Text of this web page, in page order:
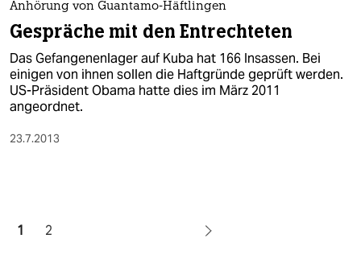
Anhörung von Guantamo-Häftlingen
Gespräche mit den Entrechteten
Das Gefangenenlager auf Kuba hat 166 Insassen. Bei
einigen von ihnen sollen die Haftgründe geprüft werden.
US-Präsident Obama hatte dies im März 2011
angeordnet.
23.7.2013
1 2